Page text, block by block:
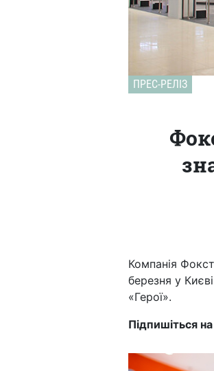
ПРЕС-РЕЛІЗ
Компанія
березня у
«Герої».
Підпишіться на